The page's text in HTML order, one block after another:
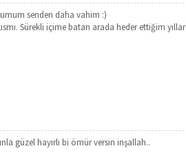
senden daha vahim :)
Sürekli içime batan arada heder ettiğim yıllar
güzel hayırlı bi ömür versin inşallah..